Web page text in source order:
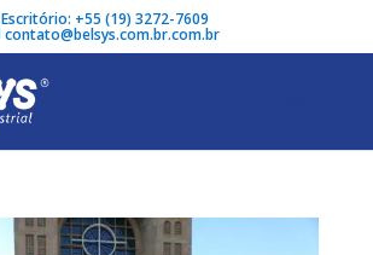
Escritório: +55 (19) 3272-7609
contato@belsys.com.br.com.br